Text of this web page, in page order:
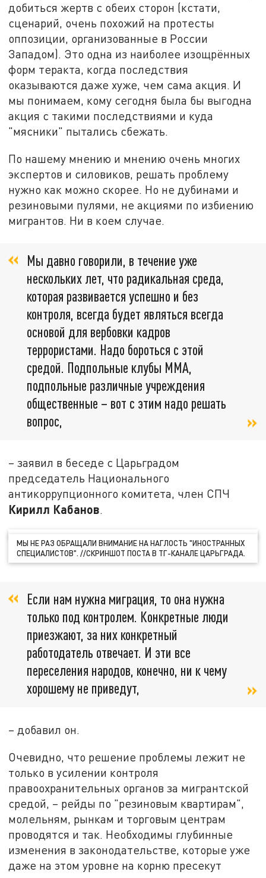
добиться жертв с обеих сторон (кстати,
сценарий, очень похожий на протесты
оппозиции, организованные в России
Западом). Это одна из наиболее изощрённых
форм теракта, когда последствия
оказываются даже хуже, чем сама акция. И
мы понимаем, кому сегодня была бы выгодна
акция с такими последствиями и куда
"мясники" пытались сбежать.
По нашему мнению и мнению очень многих
экспертов и силовиков, решать проблему
нужно как можно скорее. Но не дубинами и
резиновыми пулями, не акциями по избиению
мигрантов. Ни в коем случае.
Мы давно говорили, в течение уже
нескольких лет, что радикальная среда,
которая развивается успешно и без
контроля, всегда будет являться всегда
основой для вербовки кадров
террористами. Надо бороться с этой
средой. Подпольные клубы ММА,
подпольные различные учреждения
общественные – вот с этим надо решать
вопрос,
– заявил в беседе с Царьградом
председатель Национального
антикоррупционного комитета, член СПЧ
Кирилл Кабанов.
МЫ НЕ РАЗ ОБРАЩАЛИ ВНИМАНИЕ НА НАГЛОСТЬ "ИНОСТРАННЫХ
СПЕЦИАЛИСТОВ". //СКРИНШОТ ПОСТА В ТГ-КАНАЛЕ ЦАРЬГРАДА.
Если нам нужна миграция, то она нужна
только под контролем. Конкретные люди
приезжают, за них конкретный
работодатель отвечает. И эти все
переселения народов, конечно, ни к чему
хорошему не приведут,
– добавил он.
Очевидно, что решение проблемы лежит не
только в усилении контроля
правоохранительных органов за мигрантской
средой, – рейды по "резиновым квартирам",
молельням, рынкам и торговым центрам
проводятся и так. Необходимы глубинные
изменения в законодательстве, которые уже
даже на этом уровне на корню пресекут